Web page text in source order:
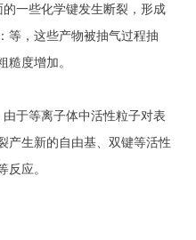
一些化学键发生断裂，形成
等，这些产物被抽气过程抽
糙度增加。
于等离子体中活性粒子对表
产生新的自由基、双键等活性
反应。